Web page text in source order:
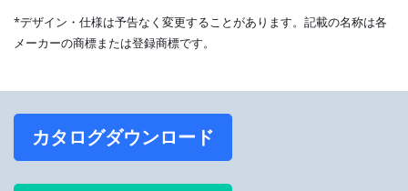
*デザイン・仕様は予告なく変更することがあります。記載の名称は各
メーカーの商標または登録商標です。
カタログダウンロード